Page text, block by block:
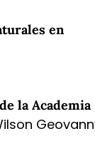
en
la Academia